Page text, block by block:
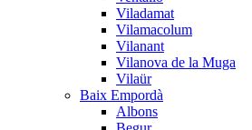
Viladamat
Vilamacolum
Vilanant
Vilanova de la Muga
Vilaür
Baix Empordà
Albons